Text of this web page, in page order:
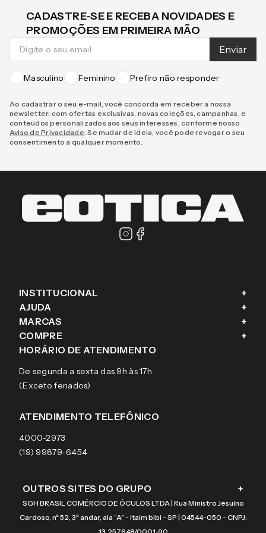
CADASTRE-SE E RECEBA NOVIDADES E
PROMOÇÕES EM PRIMEIRA MÃO
Enviar
Masculino Feminino Prefiro não responder
Ao cadastrar o seu e-mail, você concorda em receber a nossa
newsletter, com ofertas exclusivas, novas coleções, campanhas, e
conteúdos personalizados aos seus interesses, conforme nosso
Aviso de Privacidade . Se mudar de ideia, você pode revogar o seu
consentimento a qualquer momento.
INSTITUCIONAL +
Fale conosco
Blog
Sobre a eÓtica
Aviso de privacidade
Termos e condições de uso
AJUDA +
Como comprar
Trocas e Devoluções
Pagamentos
Garantias
MARCAS +
Ray-Ban
Tecnol
Arnette
Burberry
COMPRE +
Óculos de sol
Lentes de contato
HORÁRIO DE ATENDIMENTO
De segunda a sexta das 9h às 17h
(Exceto feriados)
ATENDIMENTO TELEFÔNICO
4000-2973
(19) 99879-6454
OUTROS SITES DO GRUPO +
SGH BRASIL COMÉRCIO DE ÓCULOS LTDA | Rua Ministro Jesuíno
Cardoso, nº 52, 3º andar, ala “A” - Itaim bibi - SP | 04544-050 - CNPJ: